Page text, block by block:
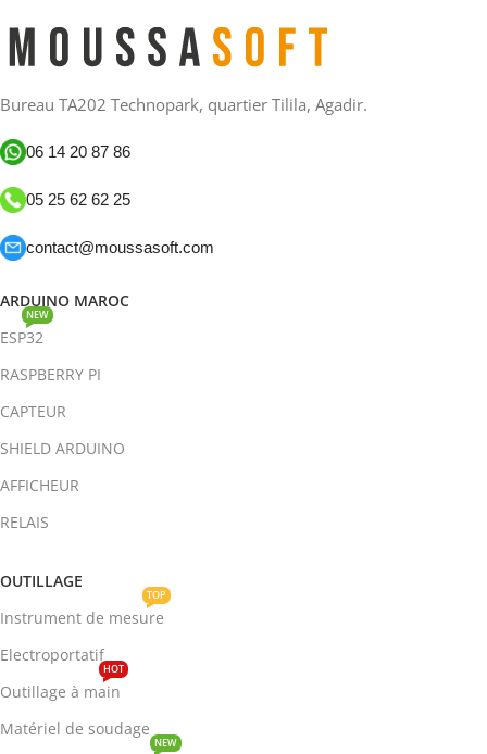
Bureau TA202 Technopark, quartier Tilila, Agadir.
06 14 20 87 86
05 25 62 62 25
contact@moussasoft.com
ARDUINO MAROC
ESP32
NEW
RASPBERRY PI
CAPTEUR
SHIELD ARDUINO
AFFICHEUR
RELAIS
OUTILLAGE
Instrument de mesure
TOP
Electroportatif
Outillage à main
HOT
Matériel de soudage
NEW